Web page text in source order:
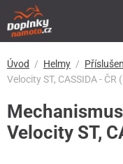
Úvod Helmy
Velocity ST, CASSIDA - ČR
Velocity ST,